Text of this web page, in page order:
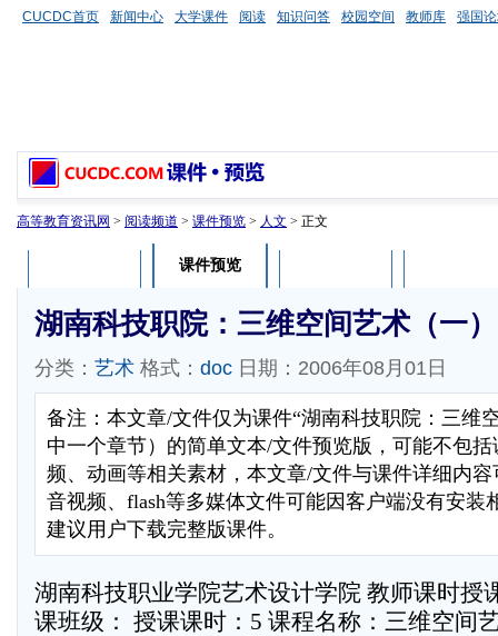
CUCDC首页 新闻中心 大学课件 阅读 知识问答 校园空间 教师库 强国
高等教育资讯网 > 阅读频道 > 课件预览 > 人文 > 正文
课件预览
湖南科技职院：三维空间艺术（一
分类： 艺术 格式： doc 日期：2006年08月01日
备注：本文章/文件仅为课件“湖南科技职院：三维
中一个章节）的简单文本/文件预览版，可能不包
频、动画等相关素材，本文章/文件与课件详细内
音视频、flash等多媒体文件可能因客户端没有安装
建议用户下载完整版课件。
湖南科技职业学院艺术设计学院 教师课时授
课班级： 授课课时：5 课程名称：三维空间